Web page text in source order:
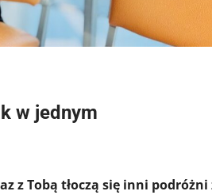
w jednym
z Tobą tłoczą się inni podróżni